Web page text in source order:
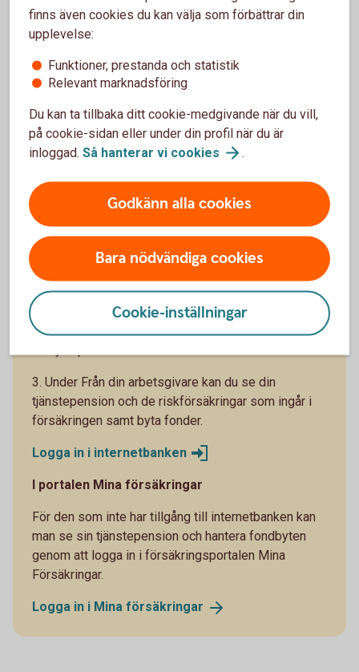
Climate Impact - Placera din tjänstepension med
fokus på en hållbar
utveckling (swedbank-robur.se)
Du kan se dina försäkringar och byta fonder i både
internetbanken, appen eller via portalen Mina
Försäkringar.
I internetbanken och appen
1. Logga in i internetbanken eller appen.
3. Under Från din arbetsgivare kan du se din
tjänstepension och de riskförsäkringar som ingår i
försäkringen samt byta fonder.
Logga in i internetbanken
I portalen Mina försäkringar
För den som inte har tillgång till internetbanken kan
man se sin tjänstepension och hantera fondbyten
genom att logga in i försäkringsportalen Mina
Försäkringar.
Logga in i Mina försäkringar
finns även cookies du kan välja som förbättrar din
upplevelse:
Funktioner, prestanda och statistik
Relevant marknadsföring
Du kan ta tillbaka ditt cookie-medgivande när du vill,
på cookie-sidan eller under din profil när du är
inloggad. Så hanterar vi cookies .
Godkänn alla cookies
Bara nödvändiga cookies
Cookie-inställningar